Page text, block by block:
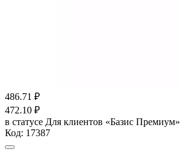
486.71 ₽
472.10 ₽
в статусе Для клиентов «Базис Премиум»
Код: 17387